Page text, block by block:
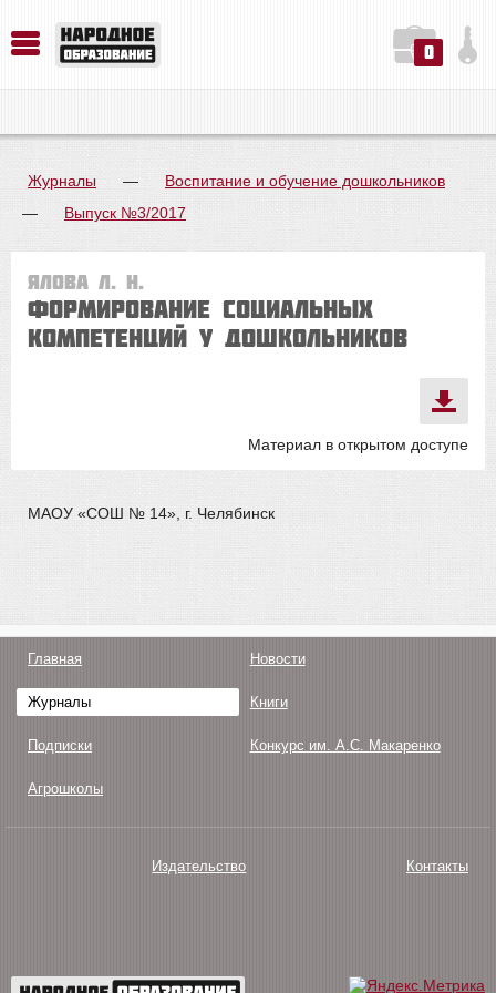
0
Журналы —
Воспитание и обучение дошкольников
—
Выпуск №3/2017
Ялова Л. Н.
Формирование социальных
компетенций у дошкольников
Материал в открытом доступе
МАОУ «СОШ № 14», г. Челябинск
Главная Новости
Журналы Книги
Подписки Конкурс им. А.С. Макаренко
Агрошколы
Издательство Контакты